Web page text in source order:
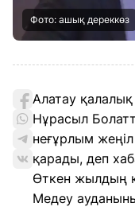
Фото: ашық дереккөз
Алатау
Нұрасыл
неғұрлым
қарады, деп
Өткен жылдың
Медеу